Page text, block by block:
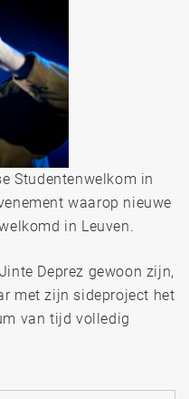
Studentenwelkom in
waarop nieuwe
in Leuven.
Deprez gewoon zijn,
met zijn sideproject het
van tijd volledig